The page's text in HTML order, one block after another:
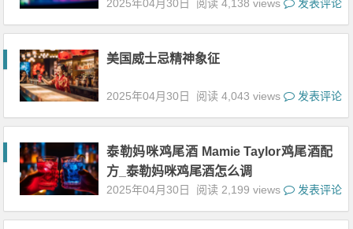
2025年04月30日 阅读 4,138 views 发表评论
美国威士忌精神象征
2025年04月30日 阅读 4,043 views 发表评论
泰勒妈咪鸡尾酒 Mamie Taylor鸡尾酒配
方_泰勒妈咪鸡尾酒怎么调
2025年04月30日 阅读 2,199 views 发表评论